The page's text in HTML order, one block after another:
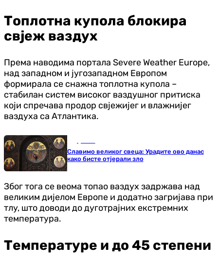
Топлотна купола блокира
свјеж ваздух
Према наводима портала Severe Weather Europe,
над западном и југозападном Европом
формирала се снажна топлотна купола –
стабилан систем високог ваздушног притиска
који спречава продор свјежијег и влажнијег
ваздуха са Атлантика.
Славимо великог свеца: Урадите ово данас
како бисте отјерали зло
Због тога се веома топао ваздух задржава над
великим дијелом Европе и додатно загријава при
тлу, што доводи до дуготрајних екстремних
температура.
Температуре и до 45 степени